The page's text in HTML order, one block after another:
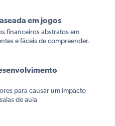
em jogos
financeiros abstratos em
e fáceis de compreender.
para causar um impacto
de aula